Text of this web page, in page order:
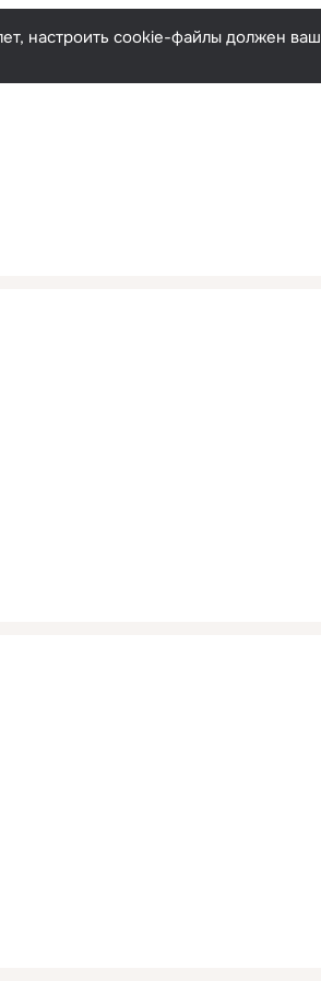
Русский
настроить cookie-файлы должен ваш